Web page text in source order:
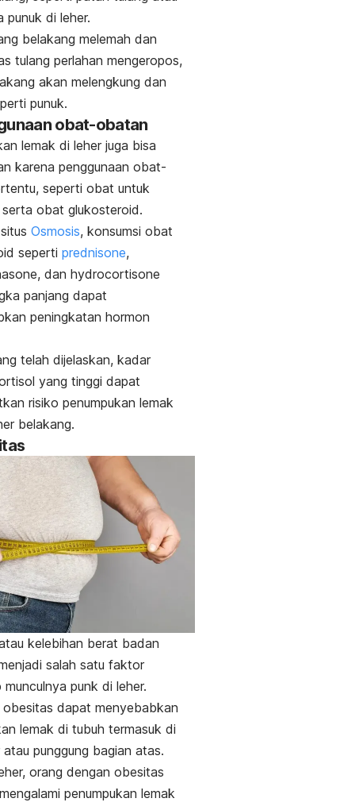
punuk di leher.
belakang melemah dan
tulang perlahan mengeropos,
akan melengkung dan
punuk.
obat-obatan
lemak di leher juga bisa
karena penggunaan obat-
seperti obat untuk
obat glukosteroid.
Osmosis, konsumsi obat
seperti prednisone,
, dan hydrocortisone
panjang dapat
peningkatan hormon
telah dijelaskan, kadar
yang tinggi dapat
risiko penumpukan lemak
belakang.
kelebihan berat badan
salah satu faktor
punk di leher.
obesitas dapat menyebabkan
lemak di tubuh termasuk di
atau punggung bagian atas.
orang dengan obesitas
penumpukan lemak